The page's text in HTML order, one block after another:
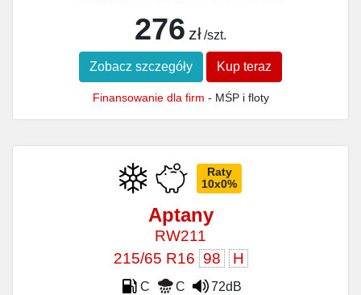
276 zł /szt.
Zobacz szczegóły Kup teraz
Finansowanie dla firm - MŚP i floty
Raty
10x0%
Aptany
RW211
215/65 R16 98 H
C C 72dB